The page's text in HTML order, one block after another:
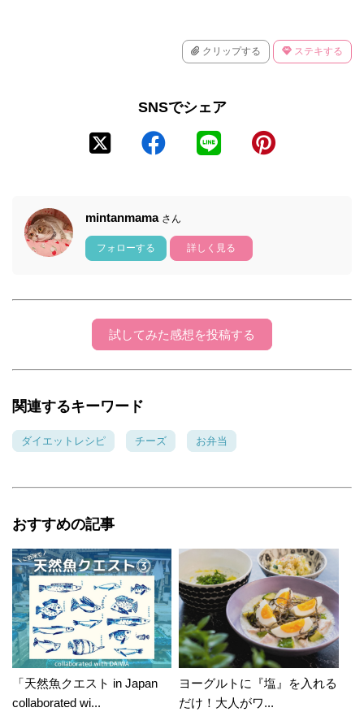
クリップする ステキする
SNSでシェア
mintanmama さん
フォローする 詳しく見る
試してみた感想を投稿する
関連するキーワード
ダイエットレシピ チーズ お弁当
おすすめの記事
「天然魚クエスト in Japan
collaborated wi...
ヨーグルトに『塩』を入れる
だけ！大人がワ...